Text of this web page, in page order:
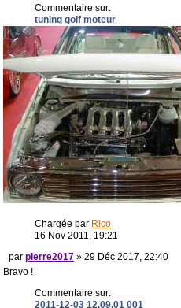
Commentaire sur:
tuning golf moteur
Chargée par Rico
16 Nov 2011, 19:21
par pierre2017 » 29 Déc 2017, 22:40
Bravo !
Commentaire sur:
2011-12-03 12.09.01 001